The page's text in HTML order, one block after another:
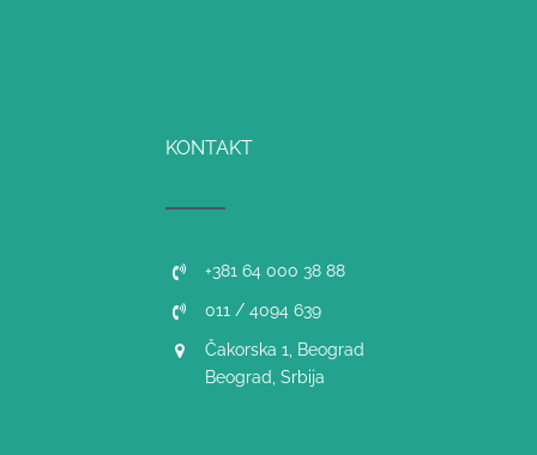
KONTAKT
+381 64 000 38 88
011 / 4094 639
Čakorska 1, Beograd
Beograd, Srbija